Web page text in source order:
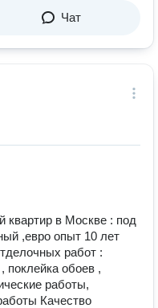
Чат
квартир в Москве : под
,евро опыт 10 лет
работ :
поклейка обоев ,
работы,
Качество